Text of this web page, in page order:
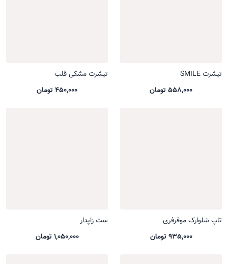
تیشرت SMILE
558,000 تومان
تیشرت مشکی قلب
450,000 تومان
تاپ شلوارک موفرفری
935,000 تومان
ست زاپدار
1,050,000 تومان